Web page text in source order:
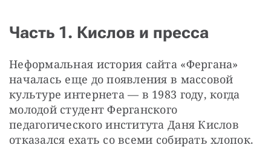
Часть 1. Кислов и пресса
Неформальная история сайта «Фергана»
началась еще до появления в массовой
культуре интернета — в 1983 году, когда
молодой студент Ферганского
педагогического института Даня Кислов
отказался ехать со всеми собирать хлопок.